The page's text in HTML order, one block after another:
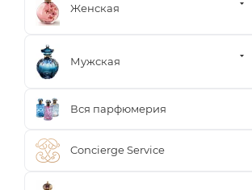
Женская
Мужская
Вся парфюмерия
Concierge Service